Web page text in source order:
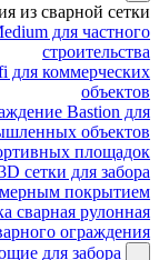
из сварной сетки
для частного
строительства
для коммерческих
объектов
Bastion для
объектов
площадок
сетки для забора
покрытием
сварная рулонная
ограждения
для забора